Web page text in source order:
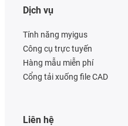
Dịch vụ
Tính năng myigus
Công cụ trực tuyến
Hàng mẫu miễn phí
Cổng tải xuống file CAD
Liên hệ